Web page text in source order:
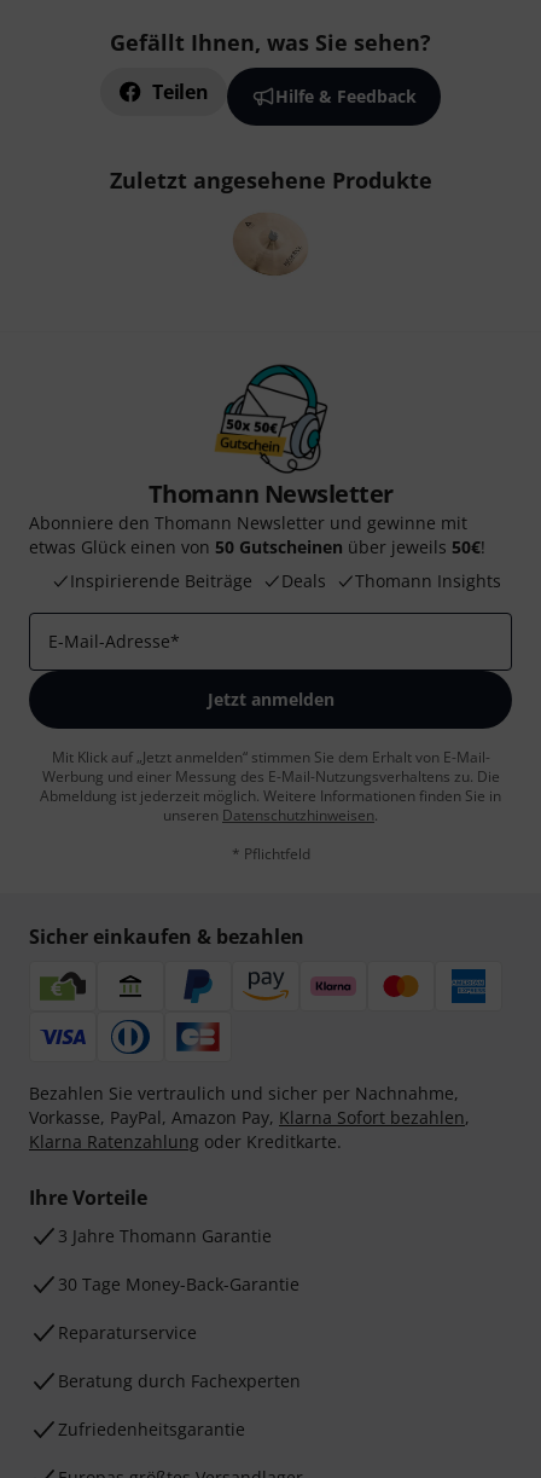
Gefällt Ihnen, was Sie sehen?
Teilen Hilfe & Feedback
Zuletzt angesehene Produkte
Thomann Newsletter
Abonniere den Thomann Newsletter und gewinne mit
etwas Glück einen von 50 Gutscheinen über jeweils 50€!
Inspirierende Beiträge
Deals Thomann Insights
E-Mail-Adresse*
Jetzt anmelden
Mit Klick auf „Jetzt anmelden“ stimmen Sie dem Erhalt von E-Mail-
Werbung und einer Messung des E-Mail-Nutzungsverhaltens zu. Die
Abmeldung ist jederzeit möglich. Weitere Informationen finden Sie in
unseren Datenschutzhinweisen.
* Pflichtfeld
Sicher einkaufen & bezahlen
Bezahlen Sie vertraulich und sicher per Nachnahme,
Vorkasse, PayPal, Amazon Pay, Klarna Sofort bezahlen,
Klarna Ratenzahlung oder Kreditkarte.
Ihre Vorteile
3 Jahre Thomann Garantie
30 Tage Money-Back-Garantie
Reparaturservice
Beratung durch Fachexperten
Zufriedenheitsgarantie